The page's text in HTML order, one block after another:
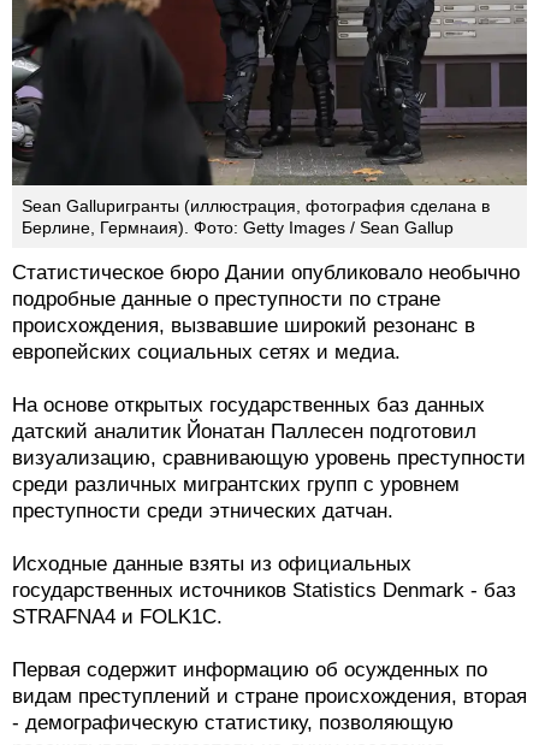
Sean Gallupигранты (иллюстрация, фотография сделана в
Берлине, Гермнаия). Фото: Getty Images / Sean Gallup
Статистическое бюро Дании опубликовало необычно
подробные данные о преступности по стране
происхождения, вызвавшие широкий резонанс в
европейских социальных сетях и медиа.
На основе открытых государственных баз данных
датский аналитик Йонатан Паллесен подготовил
визуализацию, сравнивающую уровень преступности
среди различных мигрантских групп с уровнем
преступности среди этнических датчан.
Исходные данные взяты из официальных
государственных источников Statistics Denmark - баз
STRAFNA4 и FOLK1C.
Первая содержит информацию об осужденных по
видам преступлений и стране происхождения, вторая
- демографическую статистику, позволяющую